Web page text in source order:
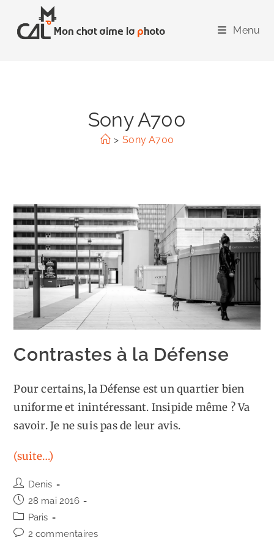
content
Menu
Sony A700
> Sony A700
Contrastes à la Défense
Pour certains, la Défense est un quartier bien
uniforme et inintéressant. Insipide même ? Va
savoir. Je ne suis pas de leur avis.
(suite…)
Auteur/autrice
de
publication :
Denis
Publication
publiée :
28 mai 2016
Post
category:
Paris
Commentaires
2 commentaires